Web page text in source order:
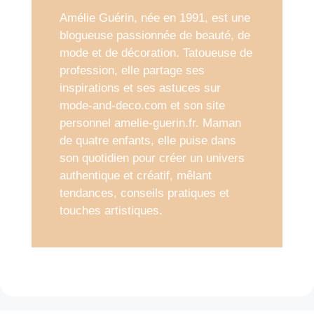
Amélie Guérin, née en 1991, est une
blogueuse passionnée de beauté, de
mode et de décoration. Tatoueuse de
profession, elle partage ses
inspirations et ses astuces sur
mode-and-deco.com et son site
personnel amelie-guerin.fr. Maman
de quatre enfants, elle puise dans
son quotidien pour créer un univers
authentique et créatif, mêlant
tendances, conseils pratiques et
touches artistiques.